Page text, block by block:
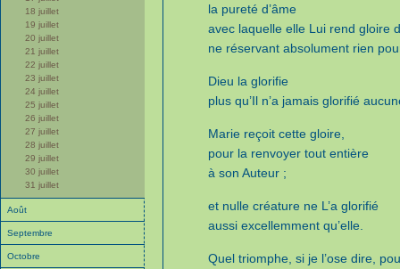
18 juillet
19 juillet
20 juillet
21 juillet
22 juillet
23 juillet
24 juillet
25 juillet
26 juillet
27 juillet
28 juillet
29 juillet
30 juillet
31 juillet
Août
Septembre
Octobre
la pureté d’âme
avec laquelle elle Lui rend gloire
ne réservant absolument rien
Dieu la glorifie
plus qu’Il n’a jamais glorifié
Marie reçoit cette gloire,
pour la renvoyer tout entière
à son Auteur ;
et nulle créature ne L’a glorifié
aussi excellemment qu’elle.
Quel triomphe, si je l’ose dire,